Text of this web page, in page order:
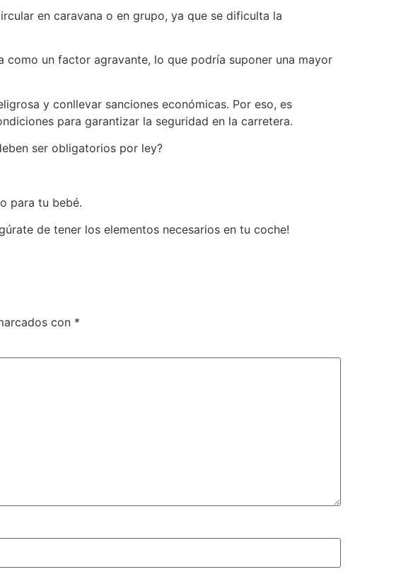
en caravana o en grupo, ya que se dificulta la
un factor agravante, lo que podría suponer una mayor
y conllevar sanciones económicas. Por eso, es
para garantizar la seguridad en la carretera.
ser obligatorios por ley?
para tu bebé.
de tener los elementos necesarios en tu coche!
con *